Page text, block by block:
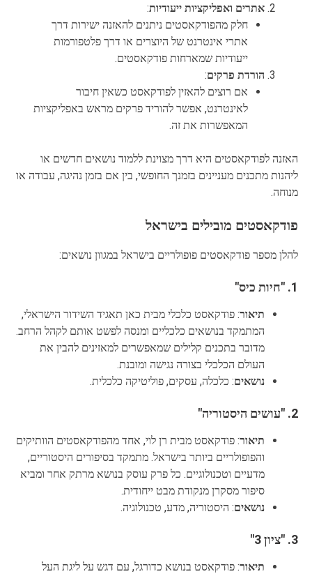
אתרים ואפליקציות ייעודיות:
חלק מהפודקאסטים ניתנים להאזנה ישירות דרך
אתרי אינטרנט של היוצרים או דרך פלטפורמות
ייעודיות שמארחות פודקאסטים.
הורדת פרקים:
אם רוצים להאזין לפודקאסט כשאין חיבור
לאינטרנט, אפשר להוריד פרקים מראש באפליקציות
המאפשרות את זה.
האזנה לפודקאסטים היא דרך מצוינת ללמוד נושאים חדשים או
ליהנות מתכנים מעניינים בזמנך החופשי, בין אם בזמן נהיגה, עבודה או
מנוחה.
פודקאסטים מובילים בישראל
להלן מספר פודקאסטים פופולריים בישראל במגוון נושאים:
1. "חיות כיס"
תיאור: פודקאסט כלכלי מבית כאן תאגיד השידור הישראלי,
המתמקד בנושאים כלכליים ומנסה לפשט אותם לקהל הרחב.
מדובר בתכנים קלילים שמאפשרים למאזינים להבין את
העולם הכלכלי בצורה נגישה ומובנת.
נושאים: כלכלה, עסקים, פוליטיקה כלכלית.
2. "עושים היסטוריה"
תיאור: פודקאסט מבית רן לוי, אחד מהפודקאסטים הוותיקים
והפופולריים ביותר בישראל. מתמקד בסיפורים היסטוריים,
מדעיים וטכנולוגיים. כל פרק עוסק בנושא מרתק אחר ומביא
סיפור מסקרן מנקודת מבט ייחודית.
נושאים: היסטוריה, מדע, טכנולוגיה.
3. "ציון 3"
תיאור: פודקאסט בנושא כדורגל, עם דגש על ליגת העל